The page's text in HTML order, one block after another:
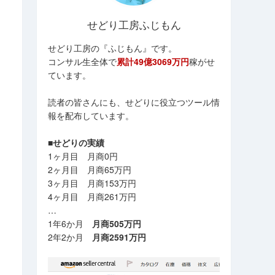
せどり工房ふじもん
せどり工房の『ふじもん』です。
コンサル生全体で累計49億3069万円稼がせ
ています。
読者の皆さんにも、せどりに役立つツール情
報を配布しています。
■せどりの実績
1ヶ月目 月商0円
2ヶ月目 月商65万円
3ヶ月目 月商153万円
4ヶ月目 月商261万円
…
1年6か月 月商505万円
2年2か月 月商2591万円